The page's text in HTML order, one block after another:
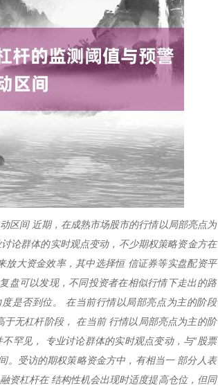
区间 近期，在成熟市场股市的行情以局部亮点为
论群体的实时观点变动，不少期权策略资金方在
放大资金效率，其中选择恒 信证券等实盘配资平
盘可以发现，不同投资者在相似行情下走出的路
是否到位。 在当前行情以局部亮点为主的阶段
无杠杆阶段， 在当前 行情以局部亮点为主的阶
罕见， 专业讨论群体的实时观点变动，与“股票
。受访的期权策略资金方中，有相当一 部分人表
资杠杆在 结构性机会出现时适度提高仓位，但同